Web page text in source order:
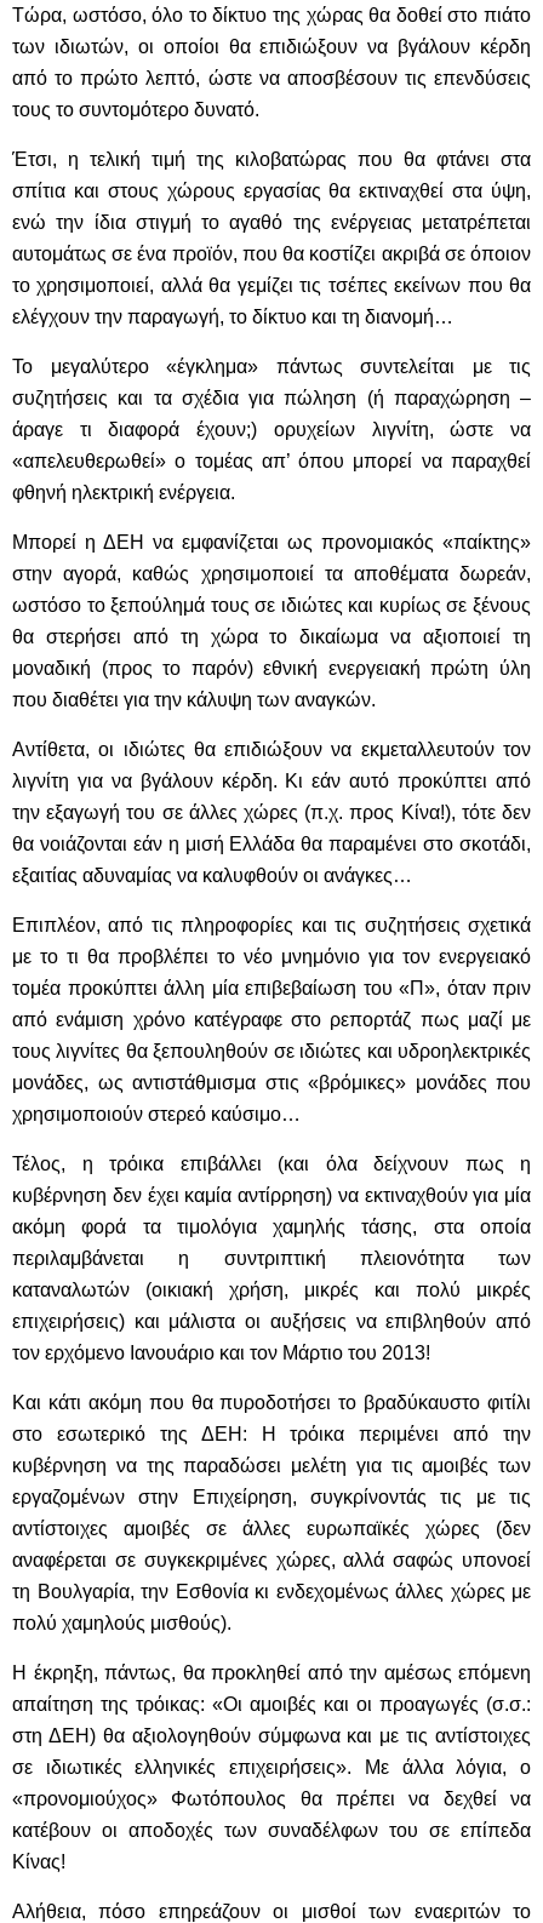
Τώρα, ωστόσο, όλο το δίκτυο της χώρας θα δοθεί στο πιάτο
των ιδιωτών, οι οποίοι θα επιδιώξουν να βγάλουν κέρδη
από το πρώτο λεπτό, ώστε να αποσβέσουν τις επενδύσεις
τους το συντομότερο δυνατό.
Έτσι, η τελική τιμή της κιλοβατώρας που θα φτάνει στα
σπίτια και στους χώρους εργασίας θα εκτιναχθεί στα ύψη,
ενώ την ίδια στιγμή το αγαθό της ενέργειας μετατρέπεται
αυτομάτως σε ένα προϊόν, που θα κοστίζει ακριβά σε όποιον
το χρησιμοποιεί, αλλά θα γεμίζει τις τσέπες εκείνων που θα
ελέγχουν την παραγωγή, το δίκτυο και τη διανομή…
Το μεγαλύτερο «έγκλημα» πάντως συντελείται με τις
συζητήσεις και τα σχέδια για πώληση (ή παραχώρηση –
άραγε τι διαφορά έχουν;) ορυχείων λιγνίτη, ώστε να
«απελευθερωθεί» ο τομέας απ’ όπου μπορεί να παραχθεί
φθηνή ηλεκτρική ενέργεια.
Μπορεί η ΔΕΗ να εμφανίζεται ως προνομιακός «παίκτης»
στην αγορά, καθώς χρησιμοποιεί τα αποθέματα δωρεάν,
ωστόσο το ξεπούλημά τους σε ιδιώτες και κυρίως σε ξένους
θα στερήσει από τη χώρα το δικαίωμα να αξιοποιεί τη
μοναδική (προς το παρόν) εθνική ενεργειακή πρώτη ύλη
που διαθέτει για την κάλυψη των αναγκών.
Αντίθετα, οι ιδιώτες θα επιδιώξουν να εκμεταλλευτούν τον
λιγνίτη για να βγάλουν κέρδη. Κι εάν αυτό προκύπτει από
την εξαγωγή του σε άλλες χώρες (π.χ. προς Κίνα!), τότε δεν
θα νοιάζονται εάν η μισή Ελλάδα θα παραμένει στο σκοτάδι,
εξαιτίας αδυναμίας να καλυφθούν οι ανάγκες…
Επιπλέον, από τις πληροφορίες και τις συζητήσεις σχετικά
με το τι θα προβλέπει το νέο μνημόνιο για τον ενεργειακό
τομέα προκύπτει άλλη μία επιβεβαίωση του «Π», όταν πριν
από ενάμιση χρόνο κατέγραφε στο ρεπορτάζ πως μαζί με
τους λιγνίτες θα ξεπουληθούν σε ιδιώτες και υδροηλεκτρικές
μονάδες, ως αντιστάθμισμα στις «βρόμικες» μονάδες που
χρησιμοποιούν στερεό καύσιμο…
Τέλος, η τρόικα επιβάλλει (και όλα δείχνουν πως η
κυβέρνηση δεν έχει καμία αντίρρηση) να εκτιναχθούν για μία
ακόμη φορά τα τιμολόγια χαμηλής τάσης, στα οποία
περιλαμβάνεται η συντριπτική πλειονότητα των
καταναλωτών (οικιακή χρήση, μικρές και πολύ μικρές
επιχειρήσεις) και μάλιστα οι αυξήσεις να επιβληθούν από
τον ερχόμενο Ιανουάριο και τον Μάρτιο του 2013!
Και κάτι ακόμη που θα πυροδοτήσει το βραδύκαυστο φιτίλι
στο εσωτερικό της ΔΕΗ: Η τρόικα περιμένει από την
κυβέρνηση να της παραδώσει μελέτη για τις αμοιβές των
εργαζομένων στην Επιχείρηση, συγκρίνοντάς τις με τις
αντίστοιχες αμοιβές σε άλλες ευρωπαϊκές χώρες (δεν
αναφέρεται σε συγκεκριμένες χώρες, αλλά σαφώς υπονοεί
τη Βουλγαρία, την Εσθονία κι ενδεχομένως άλλες χώρες με
πολύ χαμηλούς μισθούς).
Η έκρηξη, πάντως, θα προκληθεί από την αμέσως επόμενη
απαίτηση της τρόικας: «Οι αμοιβές και οι προαγωγές (σ.σ.:
στη ΔΕΗ) θα αξιολογηθούν σύμφωνα και με τις αντίστοιχες
σε ιδιωτικές ελληνικές επιχειρήσεις». Με άλλα λόγια, ο
«προνομιούχος» Φωτόπουλος θα πρέπει να δεχθεί να
κατέβουν οι αποδοχές των συναδέλφων του σε επίπεδα
Κίνας!
Αλήθεια, πόσο επηρεάζουν οι μισθοί των εναεριτών το